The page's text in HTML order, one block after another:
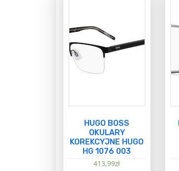
HUGO BOSS
OKULARY
KOREKCYJNE HUGO
HG 1076 003
413,99zł